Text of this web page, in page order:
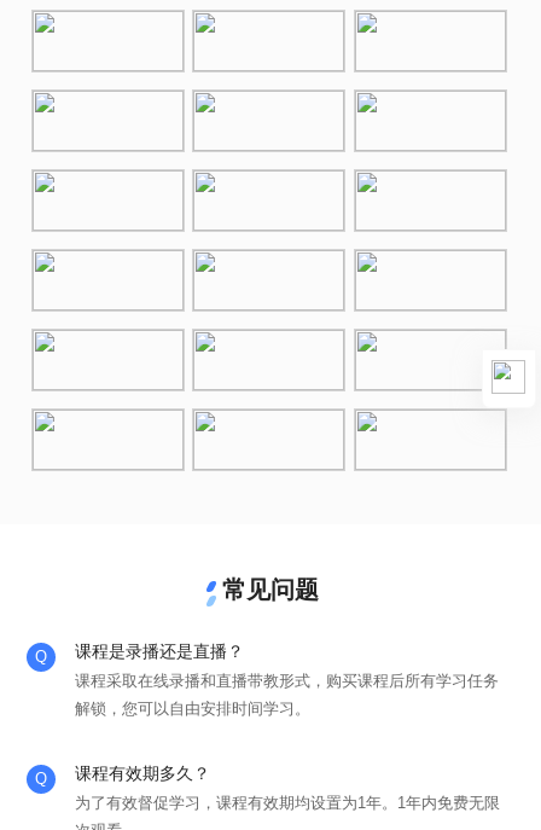
常见问题
课程是录播还是直播？
课程采取在线录播和直播带教形式，购买课程后所有学习任务
解锁，您可以自由安排时间学习。
课程有效期多久？
为了有效督促学习，课程有效期均设置为1年。1年内免费无限